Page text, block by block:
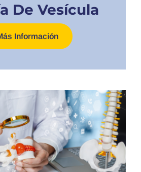
De Vesícula
Información